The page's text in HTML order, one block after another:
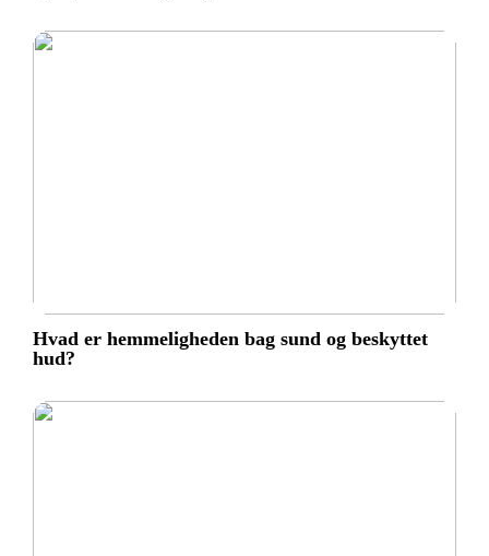
Hvad er hemmeligheden bag sund og beskyttet
hud?